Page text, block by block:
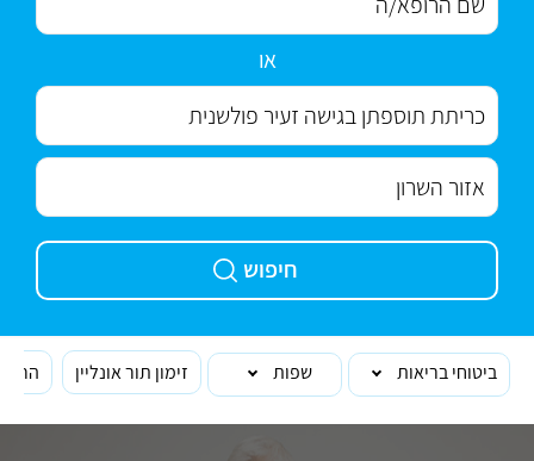
או
חיפוש
ביטוחי בריאות שפות זימון תור אונליין